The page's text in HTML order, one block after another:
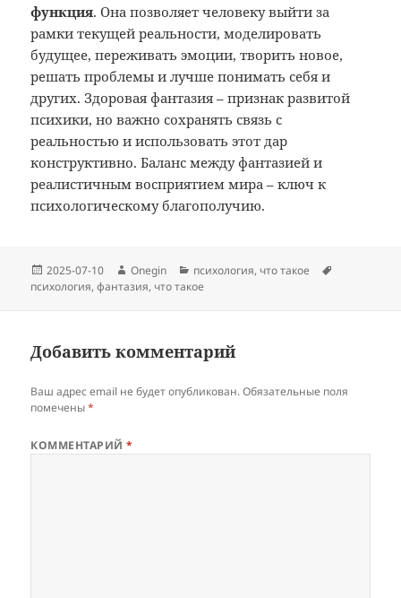
функция. Она позволяет человеку выйти за
рамки текущей реальности, моделировать
будущее, переживать эмоции, творить новое,
решать проблемы и лучше понимать себя и
других. Здоровая фантазия – признак развитой
психики, но важно сохранять связь с
реальностью и использовать этот дар
конструктивно. Баланс между фантазией и
реалистичным восприятием мира – ключ к
психологическому благополучию.
Опубликовано
2025-07-10 Автор
Onegin Рубрики
психология, что такое
психология,фантазия, что такое
Добавить комментарий
Ваш адрес email не будет опубликован. Обязательные поля
помечены*
КОММЕНТАРИЙ*